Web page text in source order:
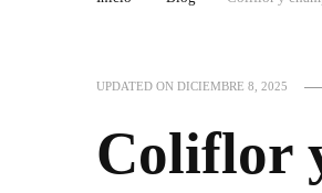
UPDATED ON DICIEMBRE 8, 2025
Coliflor